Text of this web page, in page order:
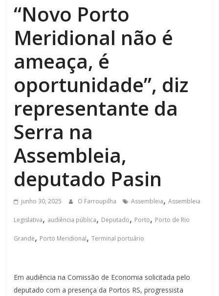
“Novo Porto
Meridional não é
ameaça, é
oportunidade”, diz
representante da
Serra na
Assembleia,
deputado Pasin
junho 30, 2025 O Farroupilha Assembleia,Assembleia
Legislativa, audiência pública, Deputado, Porto, Porto de Rio
Grande, Porto Meridional,Terminal portuário
Em audiência na Comissão de Economia solicitada pelo
deputado com a presença da Portos RS, progressista